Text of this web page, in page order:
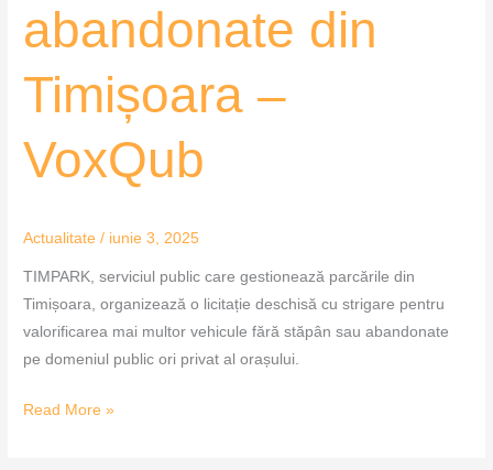
abandonate din
Timișoara –
VoxQub
Actualitate / iunie 3, 2025
TIMPARK, serviciul public care gestionează parcările din
Timișoara, organizează o licitație deschisă cu strigare pentru
valorificarea mai multor vehicule fără stăpân sau abandonate
pe domeniul public ori privat al orașului.
Read More »